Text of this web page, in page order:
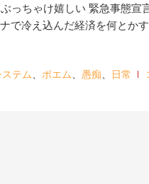
っちゃけ嬉しい 緊急事態宣
で冷え込んだ経済を何とか
ステム、 ポエム、 愚痴、 日常